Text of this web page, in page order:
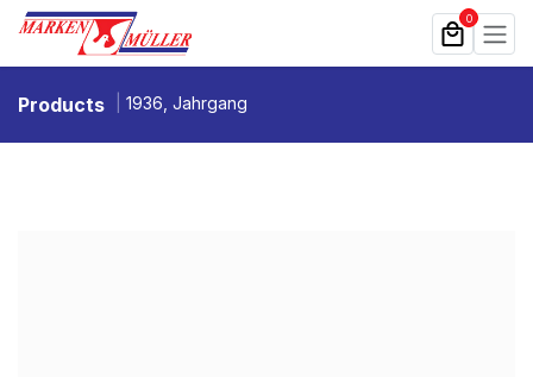
Zum Inhalt springen 0
Products 1936, Jahrgang